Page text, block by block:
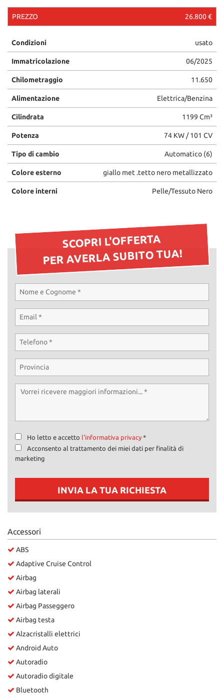
PREZZO 26.800 €
Condizioni usato
Immatricolazione 06/2025
Chilometraggio 11.650
Alimentazione Elettrica/Benzina
Cilindrata 1199 Cm³
Potenza 74 KW / 101 CV
Tipo di cambio Automatico (6)
Colore esterno giallo met .tetto nero metallizzato
Colore interni Pelle/Tessuto Nero
SCOPRI L'OFFERTA
PER AVERLA SUBITO TUA!
Ho letto e accetto l'informativa privacy *
Acconsento al trattamento dei miei dati per finalità di
marketing
INVIA LA TUA RICHIESTA
Accessori
ABS
Adaptive Cruise Control
Airbag
Airbag laterali
Airbag Passeggero
Airbag testa
Alzacristalli elettrici
Android Auto
Autoradio
Autoradio digitale
Bluetooth